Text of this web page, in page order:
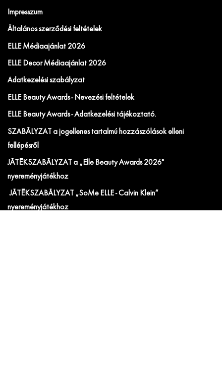
Impresszum
Általános szerződési feltételek
ELLE Médiaajánlat 2026
ELLE Decor Médiaajánlat 2026
Adatkezelési szabályzat
ELLE Beauty Awards - Nevezési feltételek
ELLE Beauty Awards - Adatkezelési tájékoztató.
SZABÁLYZAT a jogellenes tartalmú hozzászólások elleni
fellépésről
JÁTÉKSZABÁLYZAT a „Elle Beauty Awards 2026"
nyereményjátékhoz
JÁTÉKSZABÁLYZAT „SoMe ELLE - Calvin Klein”
nyereményjátékhoz